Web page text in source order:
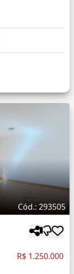
Cód.: 293505
R$ 1.250.000